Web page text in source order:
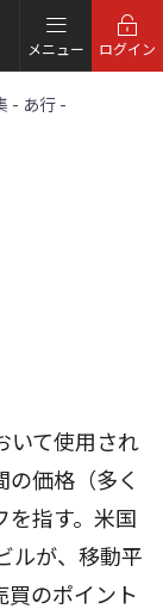
メニュー ログイン
- あ行 -
いて使用され
価格（多く
を指す。米国
ルが、移動平
のポイント